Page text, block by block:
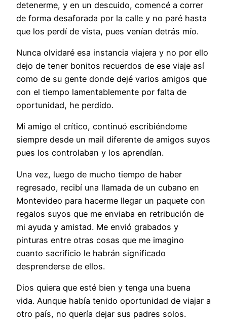
detenerme, y en un descuido, comencé a correr
de forma desaforada por la calle y no paré hasta
que los perdí de vista, pues venían detrás mío.
Nunca olvidaré esa instancia viajera y no por ello
dejo de tener bonitos recuerdos de ese viaje así
como de su gente donde dejé varios amigos que
con el tiempo lamentablemente por falta de
oportunidad, he perdido.
Mi amigo el crítico, continuó escribiéndome
siempre desde un mail diferente de amigos suyos
pues los controlaban y los aprendían.
Una vez, luego de mucho tiempo de haber
regresado, recibí una llamada de un cubano en
Montevideo para hacerme llegar un paquete con
regalos suyos que me enviaba en retribución de
mi ayuda y amistad. Me envió grabados y
pinturas entre otras cosas que me imagino
cuanto sacrificio le habrán significado
desprenderse de ellos.
Dios quiera que esté bien y tenga una buena
vida. Aunque había tenido oportunidad de viajar a
otro país, no quería dejar sus padres solos.